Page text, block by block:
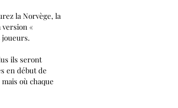
la Norvège, la
version «
joueurs.
ils seront
en début de
où chaque